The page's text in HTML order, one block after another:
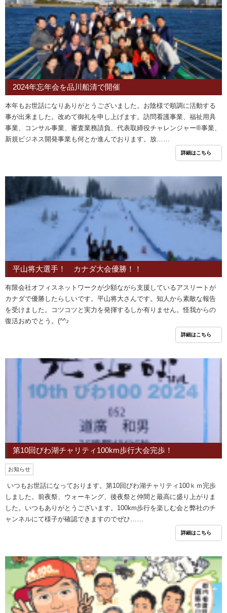
2024年忘年会を品川船清で開催
本年もお世話になりありがとうございました。お陰様で順調に活動する
事が出来ました。改めて御礼を申し上げます。訪問看護事業、福祉用具
事業、コンサル事業、審査業務請負、代表取締役チャレンジャー®事業、
新規ビジネス開発事業も何とか進んでおります。放……
詳細はこちら
平山将大選手！ カナダ大会優勝！！
有限会社オフィスネットワークが少額ながら支援しているアスリートが
カナダで優勝したらしいです。平山将大さんです。知人から素敵な報告
を受けました。コツコツと実力を発揮するしか有りません。怪我からの
復活おめでとう。(^^♪
詳細はこちら
第10回びわ湖チャリティ100km歩行大会完歩！
お知らせ
いつもお世話になっております。第10回びわ湖チャリティ100ｋｍ完歩
しました。前夜祭、ウォーキング、後夜祭と仲間と最高に盛り上がりま
した。いつもありがとうございます。100km歩行を楽しむ会と弊社のチ
ャンネルにて様子が確認できますのでぜひ……
詳細はこちら